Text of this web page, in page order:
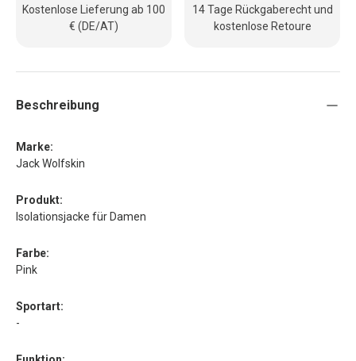
Kostenlose Lieferung ab 100
€ (DE/AT)
14 Tage Rückgaberecht und
kostenlose Retoure
Beschreibung
Marke:
Jack Wolfskin
Produkt:
Isolationsjacke für Damen
Farbe:
Pink
Sportart:
-